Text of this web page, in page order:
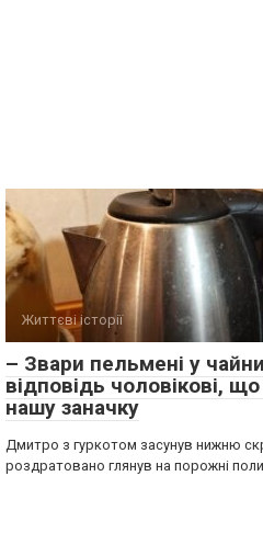
Життєві історії
– Звари пельмені у
відповідь чоловікові,
нашу заначку
Дмитро з гуркотом засунув нижню
роздратовано глянув на порожні